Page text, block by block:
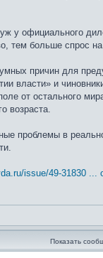
у официального
тем больше спрос
причин для
власти» и
от остального
возраста.
проблемы в
issue/49-31830 ...
Показать